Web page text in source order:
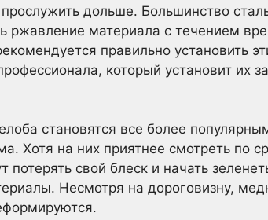
дольше. Большинство
ржавление материала с течением
правильно установить
который установит их
становятся все более
Хотя на них приятнее смотреть по
свой блеск и начать
Несмотря на дороговизну,